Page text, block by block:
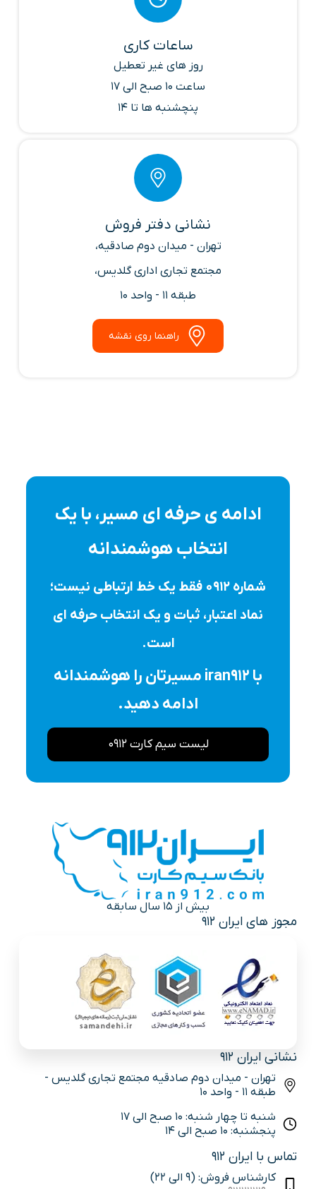
ساعات کاری
روز های غیر تعطیل
ساعت 10 صبح الی 17
پنچشنبه ها تا 14
نشانی دفتر فروش
تهران - میدان دوم صادقیه،
مجتمع تجاری اداری گلدیس،
طبقه 11 - واحد 10
راهنما روی نقشه
ادامه ی حرفه ای مسیر، با یک
انتخاب هوشمندانه
شماره ۰۹۱۲ فقط یک خط ارتباطی نیست؛
نماد اعتبار، ثبات و یک انتخاب حرفه ای
است.
با iran912 مسیرتان را هوشمندانه
ادامه دهید.
لیست سیم کارت 0912
بیش از 15 سال سابقه
نشانی ایران 912
تهران - میدان دوم صادقیه مجتمع تجاری گلدیس -
طبقه 11 - واحد 10
شنبه تا چهار شنبه: 10 صبح الی 17
پنجشنبه: 10 صبح الی 14
تماس با ایران 912
کارشناس فروش: (9 الی 22)
مجوز های ایران 912